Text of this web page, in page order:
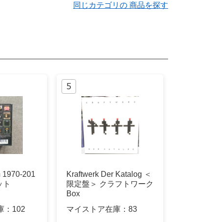
同じカテゴリの 商品を探す
1970-201
： 102
Kraftwerk Der Katalog ＜
限定盤＞ クラフトワーク
Box
マイストア在庫： 83